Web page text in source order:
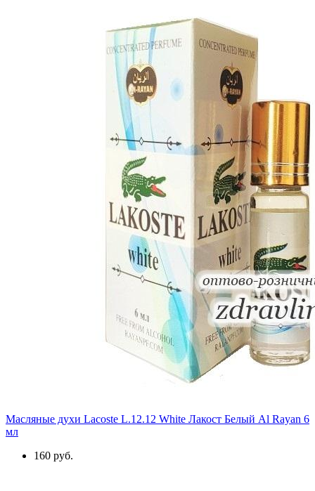
Масляные духи Lacoste L.12.12 White Лакост Белый Al Rayan 6
мл
160 руб.